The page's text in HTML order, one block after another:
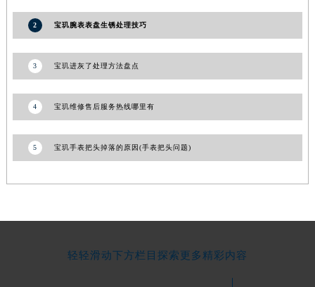
湖北省黄石市黄石港区武汉路宝玑售后服务中心（需提前预约）
湖北省荆州市荆州区荆中路宝玑售后服务中心（需提前预约）
湖北省随州市曾都区青年路宝玑售后服务中心（需提前预约）
湖北省咸宁市咸安区长安大道宝玑售后服务中心（需提前预约）
湖北省孝感市孝南区复兴大道宝玑售后服务中心（需提前预约）
湖南省郴州市北湖区国庆北路宝玑售后服务中心（需提前预约）
湖南省怀化市鹤城区迎丰中路宝玑售后服务中心（需提前预约）
湖南省娄底市娄星区长青街宝玑售后服务中心（需提前预约）
2 宝玑腕表表盘生锈处理技巧
3 宝玑进灰了处理方法盘点
4 宝玑维修售后服务热线哪里有
5 宝玑手表把头掉落的原因(手表把头问题)
轻轻滑动下方栏目探索更多精彩内容